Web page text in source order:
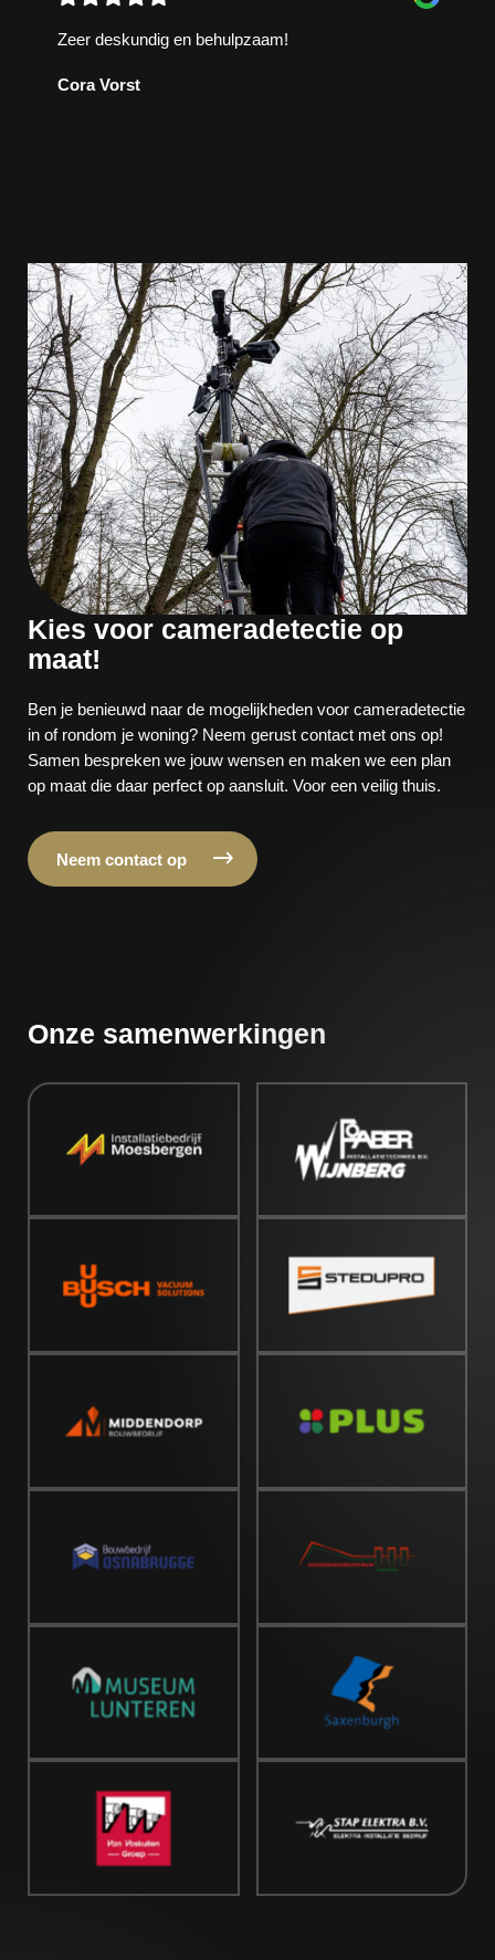
Zeer deskundig en behulpzaam!
Cora Vorst
Kies voor cameradetectie op
maat!
Ben je benieuwd naar de mogelijkheden voor cameradetectie
in of rondom je woning? Neem gerust contact met ons op!
Samen bespreken we jouw wensen en maken we een plan
op maat die daar perfect op aansluit. Voor een veilig thuis.
Neem contact op
Onze samenwerkingen